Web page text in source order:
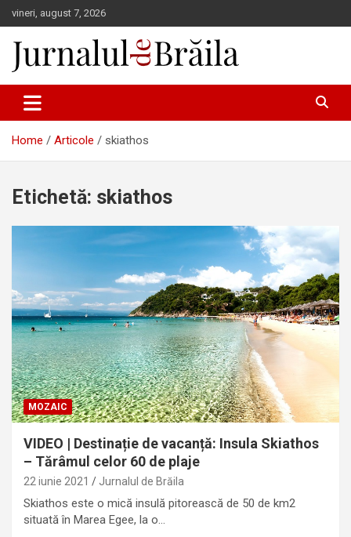
Skip
to
content
vineri, august 7, 2026
Jurnalul de Brăila
Home Articole skiathos
Etichetă: skiathos
MOZAIC
VIDEO | Destinație de vacanță: Insula Skiathos
– Tărâmul celor 60 de plaje
22 iunie 2021 Jurnalul de Brăila
Skiathos este o mică insulă pitorească de 50 de km2
situată în Marea Egee, la o…